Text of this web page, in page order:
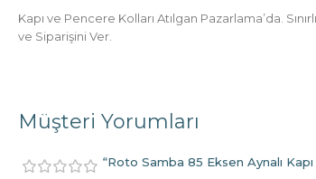
Kapı ve Pencere Kolları Atılgan Pazarlama’da.
ve Siparişini Ver.
Müşteri Yorumları
“Roto Samba 85 Eksen Aynalı